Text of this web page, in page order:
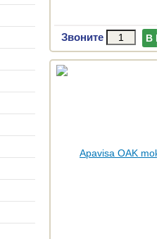
Звоните В